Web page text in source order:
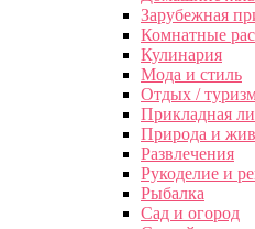
Зарубежная
Комнатные
Кулинария
Мода и стиль
Отдых /
Прикладная
Природа и
Развлечения
Рукоделие и
Рыбалка
Сад и огород